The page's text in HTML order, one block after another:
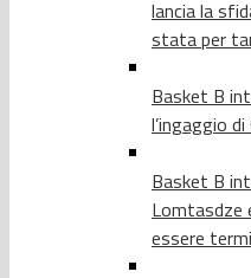
lancia la
stata per
Basket B
l’ingaggio
Basket B
Lomtasdze
essere